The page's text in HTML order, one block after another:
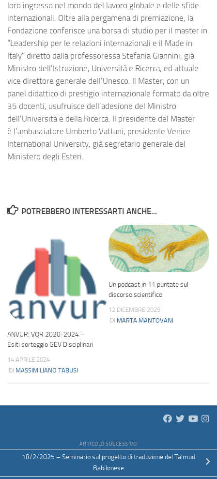
loro ingresso nel mondo del lavoro globale e delle sfide
internazionali. Oltre alla pergamena di premiazione, la
Fondazione conferisce una borsa di studio per il master in
“Leadership per le relazioni internazionali e il Made in
Italy” diretto dalla professoressa Stefania Giannini, già
Ministro dell’Istruzione, Università e Ricerca, ed attuale
vice direttore generale dell’Unesco. Il Master, con un
panel didattico di prestigio internazionale formato da oltre
35 docenti, usufruisce dell’adesione del Ministro
dell’Università e della Ricerca. Il presidente del Master
è l’ambasciatore Umberto Vattani, presidente Venice
International University, già segretario generale del
Ministero degli Esteri.
POTREBBERO INTERESSARTI ANCHE...
ANVUR: VQR 2020-2024 –
Esiti sorteggio GEV Disciplinari
14 APRILE 2024
DI MASSIMILIANO TABUSI
Un podcast in 11 puntate sul
discorso scientifico
12 DICEMBRE 2025
DI MARTA MANTOVANI
ARTICOLO SUCCESSIVO
18/2/2025 – Seminario sul progetto di traduzione del Talmud
Babilonese